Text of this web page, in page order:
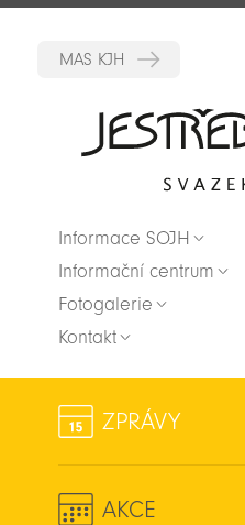
Informace SOJH
Informační centrum
Fotogalerie
Kontakt
ZPRÁVY
AKCE